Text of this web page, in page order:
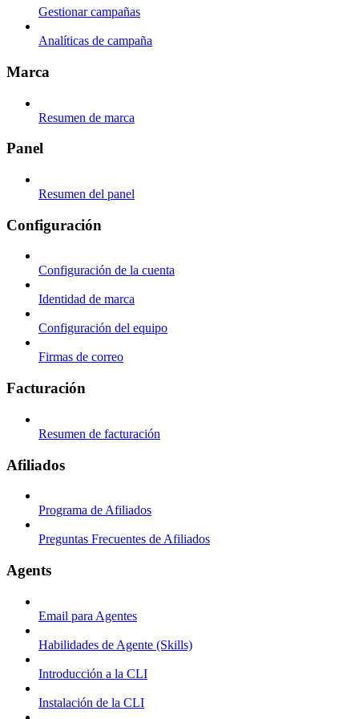
Gestionar campañas
Analíticas de campaña
Marca
Resumen de marca
Panel
Resumen del panel
Configuración
Configuración de la cuenta
Identidad de marca
Configuración del equipo
Firmas de correo
Facturación
Resumen de facturación
Afiliados
Programa de Afiliados
Preguntas Frecuentes de Afiliados
Agents
Email para Agentes
Habilidades de Agente (Skills)
Introducción a la CLI
Instalación de la CLI